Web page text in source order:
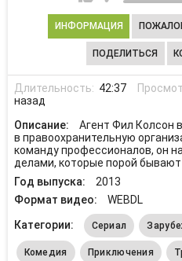
ИНФОРМАЦИЯ
ПОДЕЛИТЬСЯ
Длительность: 42:37
назад
Описание:
Агент Фил Колсон
в правоохранительную
команду профессионалов, он
делами, которые порой
Год выпуска:
2013
Формат видео:
WEBDL
Категории:
Сериал
Комедия Приключения